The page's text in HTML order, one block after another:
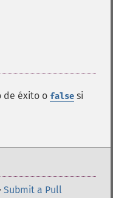
de éxito o false si
Submit a Pull